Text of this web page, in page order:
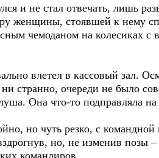
и не стал отвечать, лишь
женщины, стоявшей к нему
чемоданом на колесиках с
влетел в кассовый зал.
странно, очереди не было
Она что-то подправляла
но чуть резко, с
но, не изменив позы
командиров.